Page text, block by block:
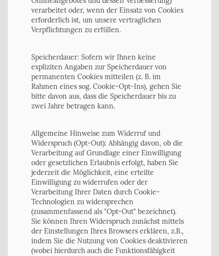
verarbeitet oder, wenn der Einsatz von Cookies
erforderlich ist, um unsere vertraglichen
Verpflichtungen zu erfüllen.
Speicherdauer: Sofern wir Ihnen keine
expliziten Angaben zur Speicherdauer von
permanenten Cookies mitteilen (z. B. im
Rahmen eines sog. Cookie-Opt-Ins), gehen Sie
bitte davon aus, dass die Speicherdauer bis zu
zwei Jahre betragen kann.
Allgemeine Hinweise zum Widerruf und
Widerspruch (Opt-Out): Abhängig davon, ob die
Verarbeitung auf Grundlage einer Einwilligung
oder gesetzlichen Erlaubnis erfolgt, haben Sie
jederzeit die Möglichkeit, eine erteilte
Einwilligung zu widerrufen oder der
Verarbeitung Ihrer Daten durch Cookie-
Technologien zu widersprechen
(zusammenfassend als "Opt-Out" bezeichnet).
Sie können Ihren Widerspruch zunächst mittels
der Einstellungen Ihres Browsers erklären, z.B.,
indem Sie die Nutzung von Cookies deaktivieren
(wobei hierdurch auch die Funktionsfähigkeit